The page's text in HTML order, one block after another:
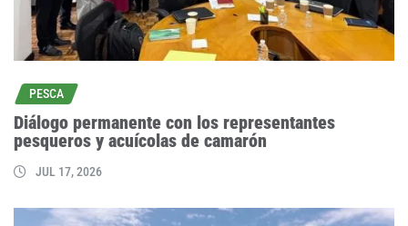
PESCA
Diálogo permanente con los representantes
pesqueros y acuícolas de camarón
JUL 17, 2026